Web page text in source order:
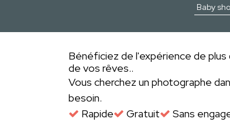
Bénéficiez de l'expérience de
de vos rêves..
Vous cherchez un photographe
besoin.
Rapide
Gratuit Sans